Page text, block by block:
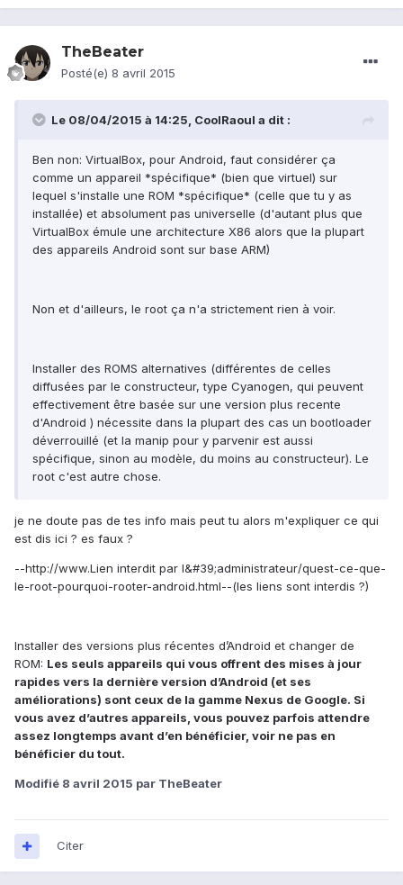
TheBeater
Posté(e) 8 avril 2015
Le 08/04/2015 à 14:25, CoolRaoul a dit :
Ben non: VirtualBox, pour Android, faut considérer ça
comme un appareil *spécifique* (bien que virtuel) sur
lequel s'installe une ROM *spécifique* (celle que tu y as
installée) et absolument pas universelle (d'autant plus que
VirtualBox émule une architecture X86 alors que la plupart
des appareils Android sont sur base ARM)
Non et d'ailleurs, le root ça n'a strictement rien à voir.
Installer des ROMS alternatives (différentes de celles
diffusées par le constructeur, type Cyanogen, qui peuvent
effectivement être basée sur une version plus recente
d'Android ) nécessite dans la plupart des cas un bootloader
déverrouillé (et la manip pour y parvenir est aussi
spécifique, sinon au modèle, du moins au constructeur). Le
root c'est autre chose.
je ne doute pas de tes info mais peut tu alors m'expliquer ce qui
est dis ici ? es faux ?
--http://www.Lien interdit par l&#39;administrateur/quest-ce-que-
le-root-pourquoi-rooter-android.html--(les liens sont interdis ?)
Installer des versions plus récentes d’Android et changer de
ROM: Les seuls appareils qui vous offrent des mises à jour
rapides vers la dernière version d’Android (et ses
améliorations) sont ceux de la gamme Nexus de Google. Si
vous avez d’autres appareils, vous pouvez parfois attendre
assez longtemps avant d’en bénéficier, voir ne pas en
bénéficier du tout.
Modifié 8 avril 2015 par TheBeater
Citer